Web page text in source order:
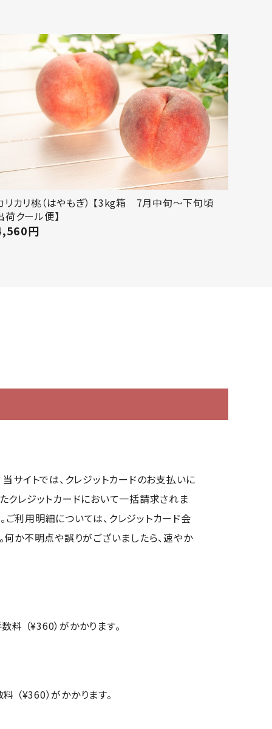
リカリ桃（はやもぎ） 【3kg箱 7月中旬～下旬頃
荷クール便】
円
サイトでは、クレジットカードのお支払いに
クレジットカードにおいて一括請求されま
ご利用明細については、クレジットカード会
か不明点や誤りがございましたら、速やか
（¥360）がかかります。
（¥360）がかかります。